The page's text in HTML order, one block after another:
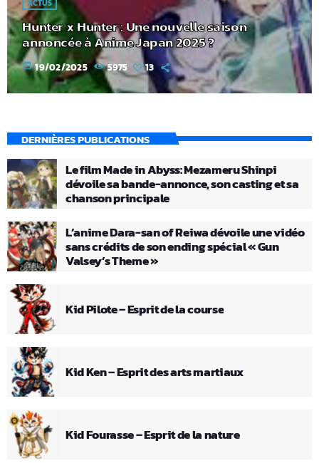
ACTUS
Hunter x Hunter : Une nouvelle saison
annoncée à Anime Japan 2025 ?
today 19/02/2025 5975 13
DERNIÈRES PUBLICATIONS
Le film Made in Abyss: Mezameru Shinpi
dévoile sa bande-annonce, son casting et sa
chanson principale
L’anime Dara-san of Reiwa dévoile une vidéo
sans crédits de son ending spécial « Gun
Valsey’s Theme »
Kid Pilote – Esprit de la course
Kid Ken – Esprit des arts martiaux
Kid Fourasse – Esprit de la nature